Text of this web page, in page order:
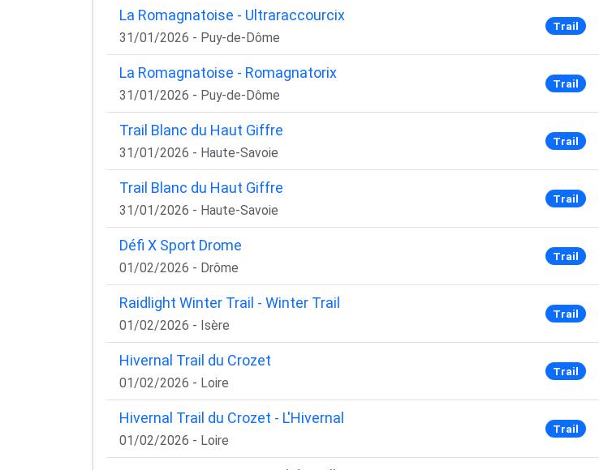
La Romagnatoise - Ultraraccourcix
31/01/2026 - Puy-de-Dôme
Trail
La Romagnatoise - Romagnatorix
31/01/2026 - Puy-de-Dôme
Trail
Trail Blanc du Haut Giffre
31/01/2026 - Haute-Savoie
Trail
Trail Blanc du Haut Giffre
31/01/2026 - Haute-Savoie
Trail
Défi X Sport Drome
01/02/2026 - Drôme
Trail
Raidlight Winter Trail - Winter Trail
01/02/2026 - Isère
Trail
Hivernal Trail du Crozet
01/02/2026 - Loire
Trail
Hivernal Trail du Crozet - L'Hivernal
01/02/2026 - Loire
Trail